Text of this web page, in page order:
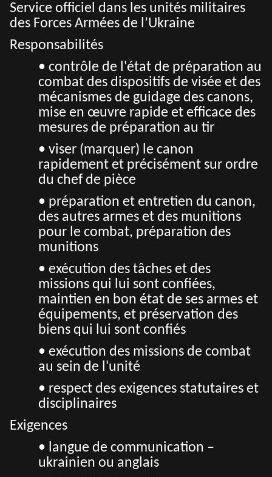
Service officiel dans les unités militaires
des Forces Armées de l’Ukraine
Responsabilités
• contrôle de l'état de préparation au
combat des dispositifs de visée et des
mécanismes de guidage des canons,
mise en œuvre rapide et efficace des
mesures de préparation au tir
• viser (marquer) le canon
rapidement et précisément sur ordre
du chef de pièce
• préparation et entretien du canon,
des autres armes et des munitions
pour le combat, préparation des
munitions
• exécution des tâches et des
missions qui lui sont confiées,
maintien en bon état de ses armes et
équipements, et préservation des
biens qui lui sont confiés
• exécution des missions de combat
au sein de l'unité
• respect des exigences statutaires et
disciplinaires
Exigences
• langue de communication –
ukrainien ou anglais